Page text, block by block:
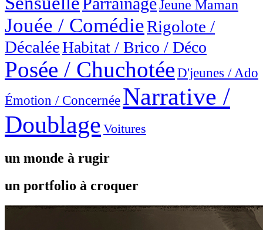
Jeune Maman
Jouée / ComédieRigolote /
DécaléeHabitat / Brico / Déco
Posée / Chuchotée D'jeunes / Ado
Émotion / ConcernéeNarrative /
Doublage Voitures
un monde à rugir
un portfolio à croquer